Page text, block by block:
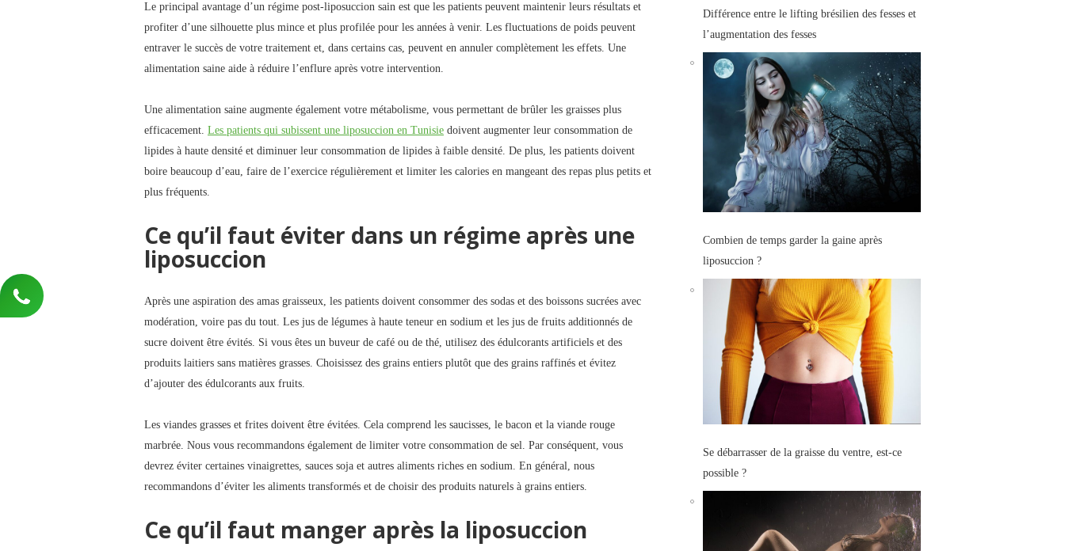
Le principal avantage d’un régime post-liposuccion sain est que les patients peuvent maintenir leurs résultats et
profiter d’une silhouette plus mince et plus profilée pour les années à venir. Les fluctuations de poids peuvent
entraver le succès de votre traitement et, dans certains cas, peuvent en annuler complètement les effets. Une
alimentation saine aide à réduire l’enflure après votre intervention.
Une alimentation saine augmente également votre métabolisme, vous permettant de brûler les graisses plus
efficacement. Les patients qui subissent une liposuccion en Tunisie doivent augmenter leur consommation de
lipides à haute densité et diminuer leur consommation de lipides à faible densité. De plus, les patients doivent
boire beaucoup d’eau, faire de l’exercice régulièrement et limiter les calories en mangeant des repas plus petits et
plus fréquents.
Ce qu’il faut éviter dans un régime après une
liposuccion
Après une aspiration des amas graisseux, les patients doivent consommer des sodas et des boissons sucrées avec
modération, voire pas du tout. Les jus de légumes à haute teneur en sodium et les jus de fruits additionnés de
sucre doivent être évités. Si vous êtes un buveur de café ou de thé, utilisez des édulcorants artificiels et des
produits laitiers sans matières grasses. Choisissez des grains entiers plutôt que des grains raffinés et évitez
d’ajouter des édulcorants aux fruits.
Les viandes grasses et frites doivent être évitées. Cela comprend les saucisses, le bacon et la viande rouge
marbrée. Nous vous recommandons également de limiter votre consommation de sel. Par conséquent, vous
devrez éviter certaines vinaigrettes, sauces soja et autres aliments riches en sodium. En général, nous
recommandons d’éviter les aliments transformés et de choisir des produits naturels à grains entiers.
Ce qu’il faut manger après la liposuccion
Différence entre le lifting brésilien des fesses et
l’augmentation des fesses
Combien de temps garder la gaine après
liposuccion ?
Se débarrasser de la graisse du ventre, est-ce
possible ?